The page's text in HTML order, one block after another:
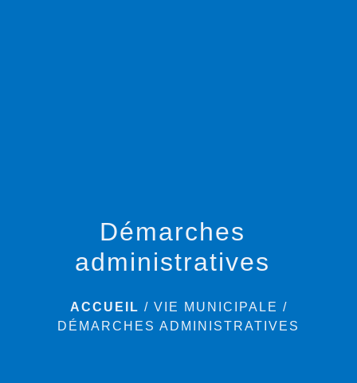
Démarches
administratives
ACCUEIL / VIE MUNICIPALE /
DÉMARCHES ADMINISTRATIVES